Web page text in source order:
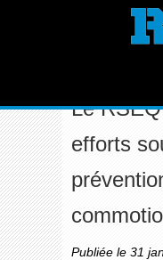
RSEQ -
Le
efforts
Publiée le 31